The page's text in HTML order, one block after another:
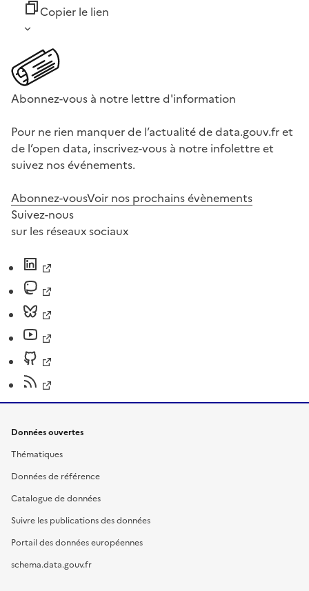
Copier le lien
Abonnez-vous à notre lettre d'information
Pour ne rien manquer de l’actualité de data.gouv.fr et
de l’open data, inscrivez-vous à notre infolettre et
suivez nos événements.
Abonnez-vousVoir nos prochains évènements
Suivez-nous
sur les réseaux sociaux
Données ouvertes
Thématiques
Données de référence
Catalogue de données
Suivre les publications des données
Portail des données européennes
schema.data.gouv.fr